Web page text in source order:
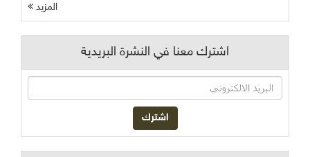
المزيد
اشترك معنا في النشرة البريدية